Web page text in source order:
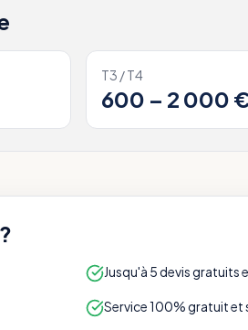
T3 / T4
600 – 2 000
Jusqu'à 5 devis gratuits
Service 100% gratuit et